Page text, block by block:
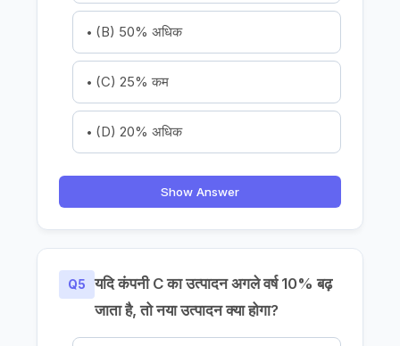
(B) 50% अधिक
(C) 25% कम
(D) 20% अधिक
Show Answer
Q5
यदि कंपनी C का उत्पादन अगले वर्ष 10% बढ़
जाता है, तो नया उत्पादन क्या होगा?